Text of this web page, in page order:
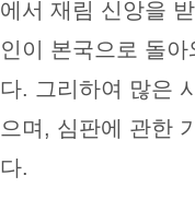
에서 재림 신앙을
인이 본국으로 돌
다. 그리하여 많은
으며, 심판에 관한
다.